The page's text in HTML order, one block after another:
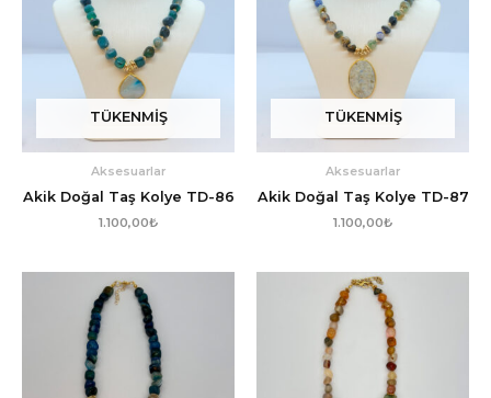
TÜKENMIŞ
Aksesuarlar
Akik Doğal Taş Kolye TD-86
1.100,00₺
TÜKENMIŞ
Aksesuarlar
Akik Doğal Taş Kolye TD-87
1.100,00₺